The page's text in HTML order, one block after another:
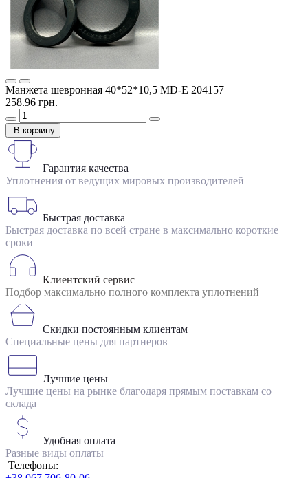
Манжета шевронная 40*52*10,5 MD-E 204157
258.96 грн.
В корзину
Гарантия качества
Уплотнения от ведущих мировых производителей
Быстрая доставка
Быстрая доставка по всей стране в максимально короткие
сроки
Клиентский сервис
Подбор максимально полного комплекта уплотнений
Скидки постоянным клиентам
Специальные цены для партнеров
Лучшие цены
Лучшие цены на рынке благодаря прямым поставкам со
склада
Удобная оплата
Разные виды оплаты
Телефоны: